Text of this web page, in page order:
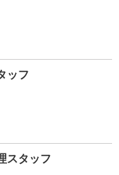
ッフ
スタッフ